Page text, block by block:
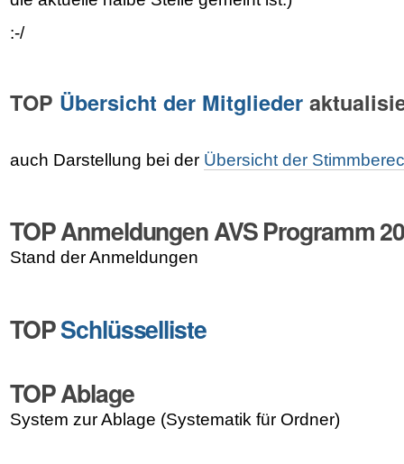
:-/
TOP Übersicht der Mitglieder
auch Darstellung bei der Übersicht der
TOP Anmeldungen AVS Programm
Stand der Anmeldungen
TOPSchlüsselliste
TOP Ablage
System zur Ablage (Systematik für Ordner)